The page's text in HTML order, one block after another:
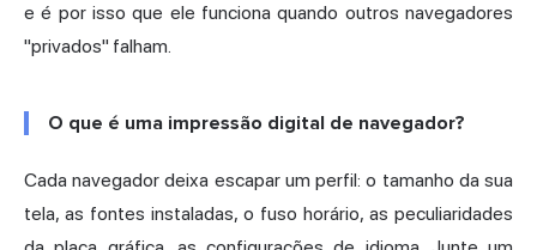
e é por isso que ele funciona quando outros navegadores
"privados" falham.
O que é uma impressão digital de navegador?
Cada navegador deixa escapar um perfil: o tamanho da sua
tela, as fontes instaladas, o fuso horário, as peculiaridades